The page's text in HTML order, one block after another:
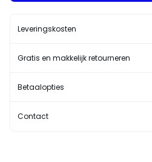
Leveringskosten
Gratis en makkelijk retourneren
Betaalopties
Contact